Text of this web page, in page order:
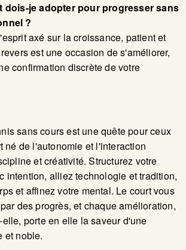
dois-je adopter pour progresser sans
?
axé sur la croissance, patient et
est une occasion de s'améliorer,
confirmation discrète de votre
sans cours est une quête pour ceux
né de l'autonomie et l'interaction
et créativité. Structurez votre
intention, alliez technologie et tradition,
et affinez votre mental. Le court vous
des progrès, et chaque amélioration,
porte en elle la saveur d'une
et noble.